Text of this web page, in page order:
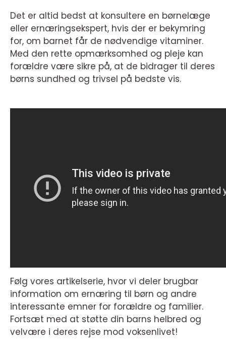
Det er altid bedst at konsultere en børnelæge
eller ernæringsekspert, hvis der er bekymring
for, om barnet får de nødvendige vitaminer.
Med den rette opmærksomhed og pleje kan
forældre være sikre på, at de bidrager til deres
børns sundhed og trivsel på bedste vis.
Følg vores artikelserie, hvor vi deler brugbar
information om ernæring til børn og andre
interessante emner for forældre og familier.
Fortsæt med at støtte din barns helbred og
velvære i deres rejse mod voksenlivet!